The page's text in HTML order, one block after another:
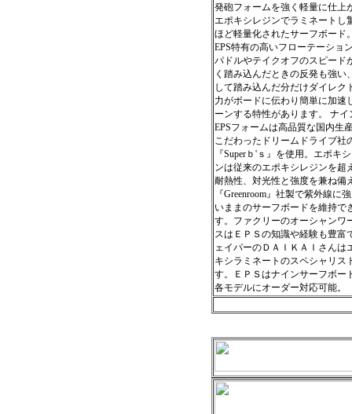
発砲フォームを強く軽量に仕上
エポキシレジンでラミネートし
ほど軽量化されたサーフボード
EPS特有の高いフローテーショ
パドルやテイクオフのスピード
く踏み込んだときの反発も強い
して踏み込んだ分だけダイレク
力がボードに伝わり簡単に加速
ーンする特性があります。 ナイ
EPSフォームは高品質な国内生
こだわったドリームドライブ社
『Superｂ'ｓ』を使用。エポキ
ンは従来のエポキシレジンを超
耐熱性、対光性と強度を兼ね備
『Greenroom』社製で紫外線に
いままのサーフボードを維持で
す。ファクリーのオーシャンワ
スはＥＰＳの知識や経験も豊富
ェイパーのＤＡＩＫＡＩさんは
キシラミネートのスペシャリス
す。ＥＰＳはナインサーフボー
各モデルにオーダー対応可能。